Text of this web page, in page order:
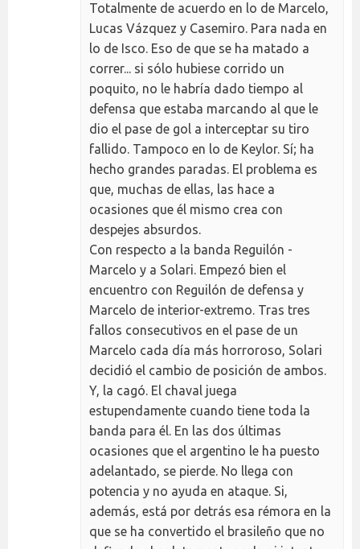
Totalmente de acuerdo en lo de Marcelo,
Lucas Vázquez y Casemiro. Para nada en
lo de Isco. Eso de que se ha matado a
correr... si sólo hubiese corrido un
poquito, no le habría dado tiempo al
defensa que estaba marcando al que le
dio el pase de gol a interceptar su tiro
fallido. Tampoco en lo de Keylor. Sí; ha
hecho grandes paradas. El problema es
que, muchas de ellas, las hace a
ocasiones que él mismo crea con
despejes absurdos.
Con respecto a la banda Reguilón -
Marcelo y a Solari. Empezó bien el
encuentro con Reguilón de defensa y
Marcelo de interior-extremo. Tras tres
fallos consecutivos en el pase de un
Marcelo cada día más horroroso, Solari
decidió el cambio de posición de ambos.
Y, la cagó. El chaval juega
estupendamente cuando tiene toda la
banda para él. En las dos últimas
ocasiones que el argentino le ha puesto
adelantado, se pierde. No llega con
potencia y no ayuda en ataque. Si,
además, está por detrás esa rémora en la
que se ha convertido el brasileño que no